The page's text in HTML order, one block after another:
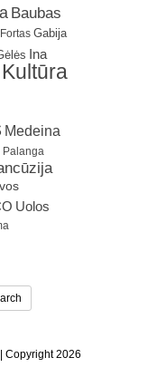
Baubas
Fortas Gabija
Ina
Kultūra
Medeina
Palanga
Uolos
| Copyright 2026